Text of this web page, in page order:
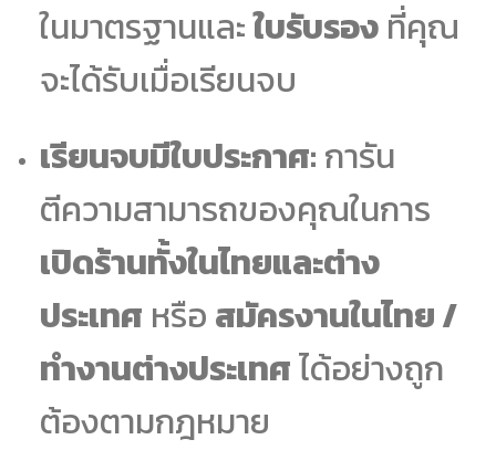
ในมาตรฐานและใบรับรองที่คุณ
จะได้รับเมื่อเรียนจบ
เรียนจบมีใบประกาศ: การัน
ตีความสามารถของคุณในการ
เปิดร้านทั้งในไทยและต่าง
ประเทศ หรือ สมัครงานในไทย /
ทำงานต่างประเทศได้อย่างถูก
ต้องตามกฎหมาย